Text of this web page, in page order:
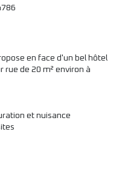
en face d'un bel hôtel
rue de 20 m² environ à
et nuisance